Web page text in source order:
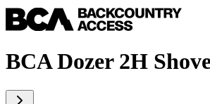
BCA Dozer 2H